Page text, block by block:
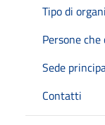
Tipo di
Persone
Sede
Contatti